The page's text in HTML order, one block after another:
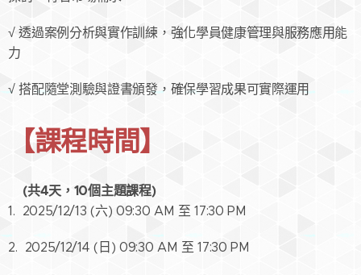
√ 透過案例分析與實作訓練，強化學員健康管理與服務應用能
力
√ 搭配隨堂測驗與證書頒發，確保學習成果可實際運用
【課程時間】
(共4天，10個主題課程)
1. 2025/12/13 (六) 09:30 AM 至 17:30 PM
2. 2025/12/14 (日) 09:30 AM 至 17:30 PM